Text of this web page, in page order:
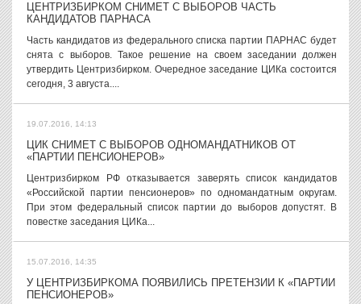
ЦЕНТРИЗБИРКОМ СНИМЕТ С ВЫБОРОВ ЧАСТЬ
КАНДИДАТОВ ПАРНАСА
Часть кандидатов из федерального списка партии ПАРНАС будет
снята с выборов. Такое решение на своем заседании должен
утвердить Центризбирком. Очередное заседание ЦИКа состоится
сегодня, 3 августа....
19.07.2016, 14:13
ЦИК СНИМЕТ С ВЫБОРОВ ОДНОМАНДАТНИКОВ ОТ
«ПАРТИИ ПЕНСИОНЕРОВ»
Центризбирком РФ отказывается заверять список кандидатов
«Российской партии пенсионеров» по одномандатным округам.
При этом федеральный список партии до выборов допустят. В
повестке заседания ЦИКа...
15.07.2016, 14:35
У ЦЕНТРИЗБИРКОМА ПОЯВИЛИСЬ ПРЕТЕНЗИИ К «ПАРТИИ
ПЕНСИОНЕРОВ»